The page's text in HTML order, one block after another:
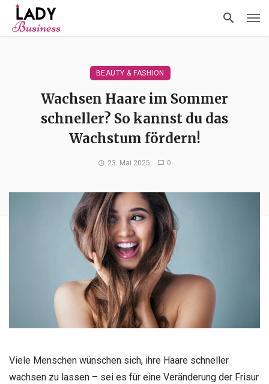
BEAUTY & FASHION
Wachsen Haare im Sommer
schneller? So kannst du das
Wachstum fördern!
23. Mai 2025 0
Viele Menschen wünschen sich, ihre Haare schneller
wachsen zu lassen – sei es für eine Veränderung der Frisur